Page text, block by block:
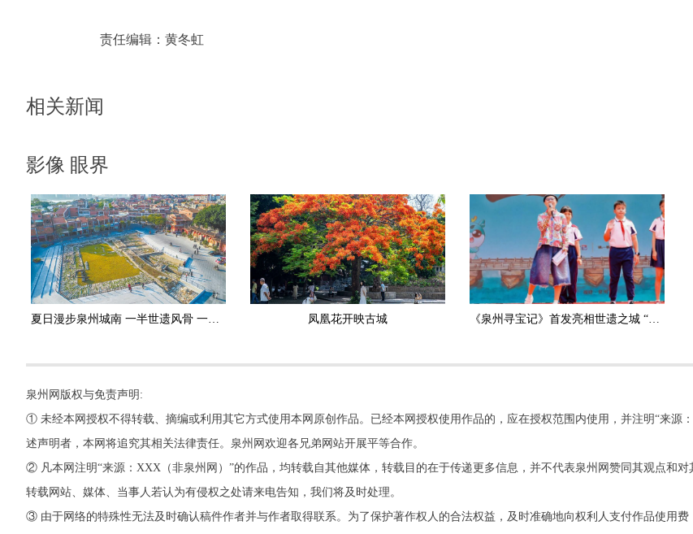
责任编辑： 黄冬虹
相关新闻
影像 眼界
夏日漫步泉州城南 一半世遗风骨 一半古早滋味 凤凰花开映古城 《泉州寻宝记》首发亮相世遗之城 “金龟子”刘纯燕助力世遗文化少年传承
泉州网版权与免责声明:
① 未经本网授权不得转载、摘编或利用其它方式使用本网原创作品。已经本网授权使用作品的，应在授权范围内使用，并注明“来源
述声明者，本网将追究其相关法律责任。泉州网欢迎各兄弟网站开展平等合作。
② 凡本网注明“来源：XXX（非泉州网）”的作品，均转载自其他媒体，转载目的在于传递更多信息，并不代表泉州网赞同其观点和对
转载网站、媒体、当事人若认为有侵权之处请来电告知，我们将及时处理。
③ 由于网络的特殊性无法及时确认稿件作者并与作者取得联系。为了保护著作权人的合法权益，及时准确地向权利人支付作品使用费